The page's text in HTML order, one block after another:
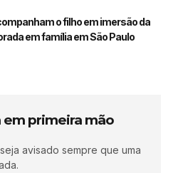
o filho em imersão da
em família em São Paulo
em primeira mão
avisado sempre que uma